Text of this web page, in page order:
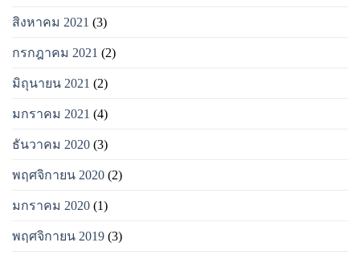
สิงหาคม 2021 (3)
กรกฎาคม 2021 (2)
มิถุนายน 2021 (2)
มกราคม 2021 (4)
ธันวาคม 2020 (3)
พฤศจิกายน 2020 (2)
มกราคม 2020 (1)
พฤศจิกายน 2019 (3)